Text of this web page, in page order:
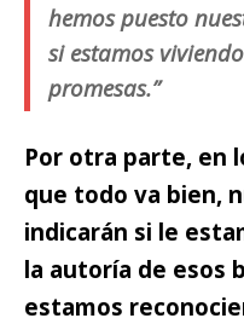
hemos puesto
si estamos
promesas.”
Por otra parte, en
que todo va bien,
indicarán si le
la autoría de esos
estamos